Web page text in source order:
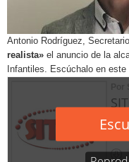
Antonio Rodríguez,
realista» el anuncio de la
Infantiles. Escúchalo en este